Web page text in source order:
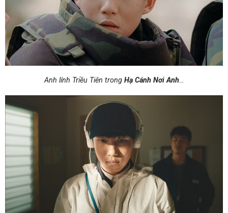
Anh lính Triều Tiên trong Hạ Cánh Nơi Anh…